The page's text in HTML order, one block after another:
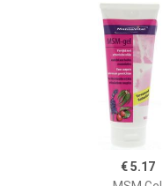
€ 5.17